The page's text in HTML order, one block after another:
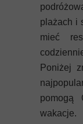
plażach i
mieć
Poniżej
pomogą
wakacje.